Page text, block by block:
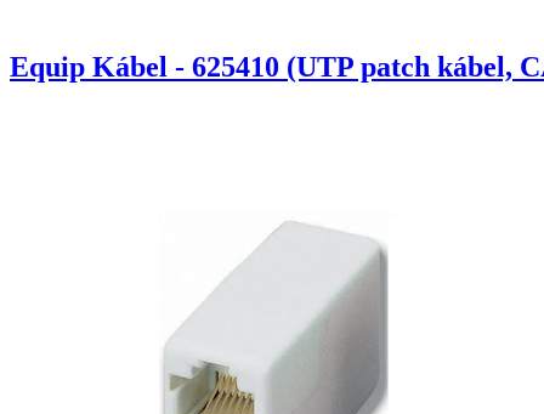
Equip Kábel - 625410 (UTP patch kábel,